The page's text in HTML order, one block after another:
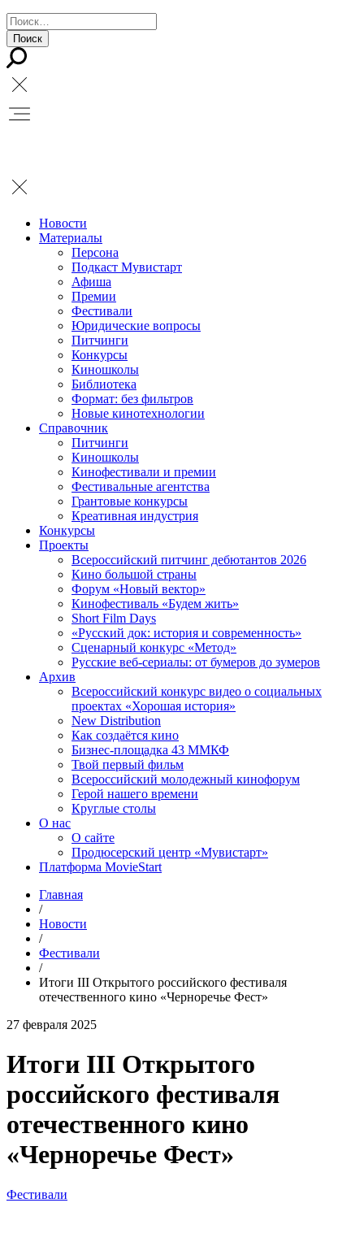
Новости
Материалы
Персона
Подкаст Мувистарт
Афиша
Премии
Фестивали
Юридические вопросы
Питчинги
Конкурсы
Киношколы
Библиотека
Формат: без фильтров
Новые кинотехнологии
Справочник
Питчинги
Киношколы
Кинофестивали и премии
Фестивальные агентства
Грантовые конкурсы
Креативная индустрия
Конкурсы
Проекты
Всероссийский питчинг дебютантов 2026
Кино большой страны
Форум «Новый вектор»
Кинофестиваль «Будем жить»
Short Film Days
«Русский док: история и современность»
Сценарный конкурс «Метод»
Русские веб-сериалы: от бумеров до зумеров
Архив
Всероссийский конкурс видео о социальных
проектах «Хорошая история»
New Distribution
Как создаётся кино
Бизнес-площадка 43 ММКФ
Твой первый фильм
Всероссийский молодежный кинофорум
Герой нашего времени
Круглые столы
О нас
О сайте
Продюсерский центр «Мувистарт»
Платформа MovieStart
Главная
/
Новости
/
Фестивали
/
Итоги III Открытого российского фестиваля
отечественного кино «Черноречье Фест»
27 февраля 2025
Итоги III Открытого
российского фестиваля
отечественного кино
«Черноречье Фест»
Фестивали